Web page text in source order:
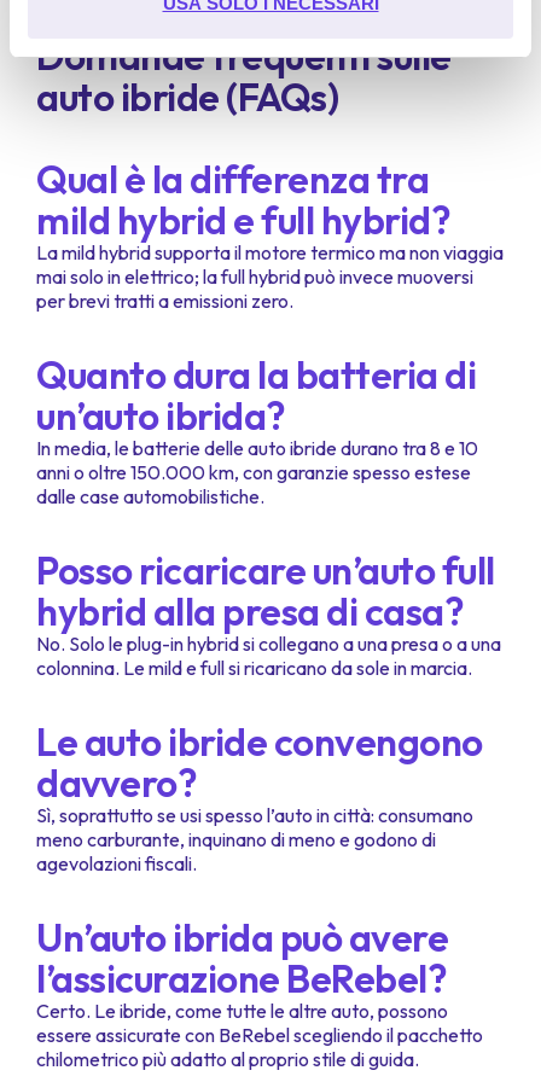
informazioni personali da parte di Google:
Domande frequenti sulle
auto ibride (FAQs)
Qual è la differenza tra
mild hybrid e full hybrid?
La mild hybrid supporta il motore termico ma non viaggia
mai solo in elettrico; la full hybrid può invece muoversi
per brevi tratti a emissioni zero.
Quanto dura la batteria di
un’auto ibrida?
In media, le batterie delle auto ibride durano tra 8 e 10
anni o oltre 150.000 km, con garanzie spesso estese
dalle case automobilistiche.
Posso ricaricare un’auto full
hybrid alla presa di casa?
No. Solo le plug-in hybrid si collegano a una presa o a una
colonnina. Le mild e full si ricaricano da sole in marcia.
Le auto ibride convengono
davvero?
Sì, soprattutto se usi spesso l’auto in città: consumano
meno carburante, inquinano di meno e godono di
agevolazioni fiscali.
Un’auto ibrida può avere
l’assicurazione BeRebel?
Certo. Le ibride, come tutte le altre auto, possono
essere assicurate con BeRebel scegliendo il pacchetto
chilometrico più adatto al proprio stile di guida.